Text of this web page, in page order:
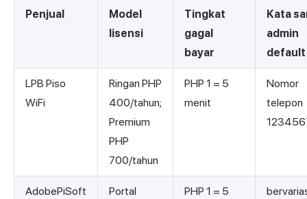
Penjual
Model
lisensi
Tingkat
gagal
bayar
Kata
admin
default
LPB Piso
WiFi
Ringan PHP
400/tahun;
Premium
PHP
700/tahun
PHP 1 = 5
menit
Nomor
telepon
AdobePiSoft
Portal
PHP 1 = 5